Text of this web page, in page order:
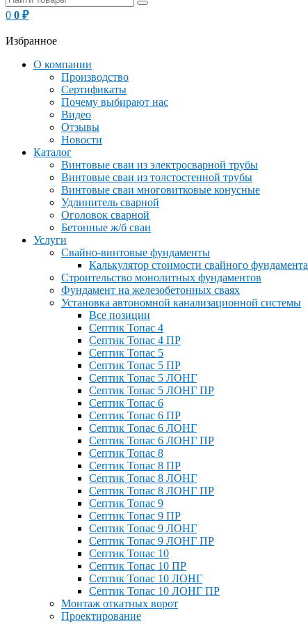
0 0 ₽
Избранное
О компании
Производство
Сертификаты
Почему выбирают нас
Видео
Отзывы
Новости
Каталог
Винтовые сваи из электросварной трубы
Винтовые сваи из толстостенной трубы
Винтовые сваи многовитковые конусные
Удлинитель сварной
Оголовок сварной
Бетонные ж/б сваи
Услуги
Свайно-винтовые фундаменты
Калькулятор стоимости свайного фундамента
Строительство монолитных фундаментов
Фундамент на железобетонных сваях
Установка автономной канализационной системы
Все позиции
Септик Топас 4
Септик Топас 4 ПР
Септик Топас 5
Септик Топас 5 ПР
Септик Топас 5 ЛОНГ
Септик Топас 5 ЛОНГ ПР
Септик Топас 6
Септик Топас 6 ПР
Септик Топас 6 ЛОНГ
Септик Топас 6 ЛОНГ ПР
Септик Топас 8
Септик Топас 8 ПР
Септик Топас 8 ЛОНГ
Септик Топас 8 ЛОНГ ПР
Септик Топас 9
Септик Топас 9 ПР
Септик Топас 9 ЛОНГ
Септик Топас 9 ЛОНГ ПР
Септик Топас 10
Септик Топас 10 ПР
Септик Топас 10 ЛОНГ
Септик Топас 10 ЛОНГ ПР
Монтаж откатных ворот
Проектирование